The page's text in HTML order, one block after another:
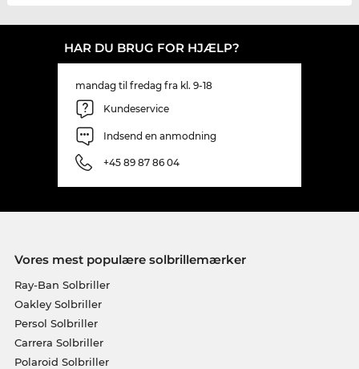
HAR DU BRUG FOR HJÆLP?
mandag til fredag fra kl. 9-18
Kundeservice
Indsend en anmodning
+45 89 87 86 04
Vores mest populære solbrillemærker
Ray-Ban Solbriller
Oakley Solbriller
Persol Solbriller
Carrera Solbriller
Polaroid Solbriller